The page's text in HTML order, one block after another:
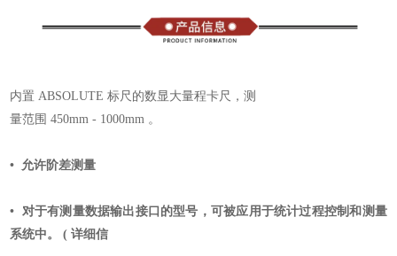
内置 ABSOLUTE 标尺的数显大量程卡尺，测
量范围 450mm - 1000mm 。
• 允许阶差测量
• 对于有测量数据输出接口的型号，可被应用于统计过程控制和测量
系统中。 ( 详细信